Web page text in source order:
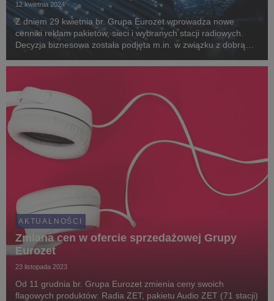
12 kwietnia 2024
Z dniem 29 kwietnia br. Grupa Eurozet wprowadza nowe
cenniki reklam pakietów, sieci i wybranych stacji radiowych.
Decyzja biznesowa została podjęta m.in. w związku z dobrą
wynikami słuchalności stacji wchodzących w skł...
AKTUALNOŚCI
Zmiana cen w ofercie sprzedażowej Grupy
Eurozet
23 listopada 2023
Od 11 grudnia br. Grupa Eurozet zmienia ceny swoich
flagowych produktów: Radia ZET, pakietu Audio ZET (71 stacji)